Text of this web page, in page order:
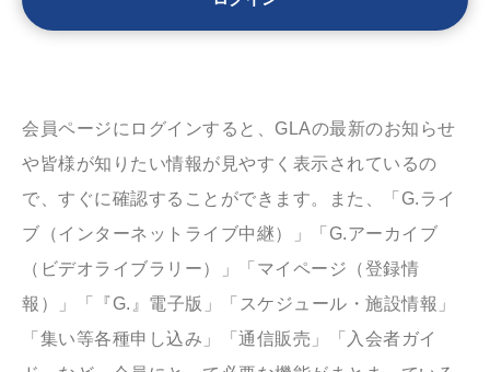
会員ページにログインすると、GLAの最新のお知らせ
や皆様が知りたい情報が見やすく表示されているの
で、すぐに確認することができます。また、「G.ライ
ブ（インターネットライブ中継）」「G.アーカイブ
（ビデオライブラリー）」「マイページ（登録情
報）」「『G.』電子版」「スケジュール・施設情報」
「集い等各種申し込み」「通信販売」「入会者ガイ